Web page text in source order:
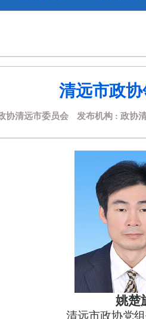
清远市政
协清远市委员会 发布机构 : 政协
姚楚
清远市政协党